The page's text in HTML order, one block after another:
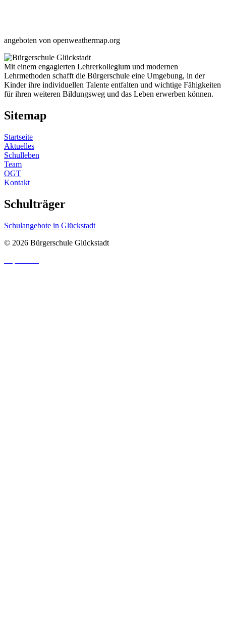
angeboten von openweathermap.org
Mit einem engagierten Lehrerkollegium und modernen
Lehrmethoden schafft die Bürgerschule eine Umgebung, in der
Kinder ihre individuellen Talente entfalten und wichtige Fähigkeiten
für ihren weiteren Bildungsweg und das Leben erwerben können.
Sitemap
Startseite
Aktuelles
Schulleben
Team
OGT
Kontakt
Schulträger
Schulangebote in Glückstadt
© 2026 Bürgerschule Glückstadt